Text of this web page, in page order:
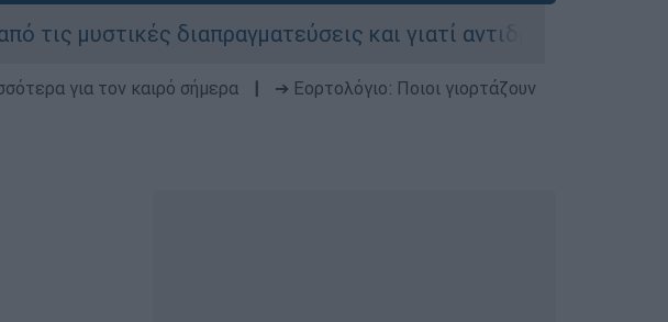
διαπραγματεύσεις και γιατί αντιδρούν οι ΗΠΑ
για τον καιρό σήμερα
➔ Εορτολόγιο: Ποιοι γιορτάζουν